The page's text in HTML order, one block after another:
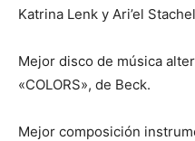
Katrina Lenk y Ari’el
Mejor disco de música
«COLORS», de Beck.
Mejor composición